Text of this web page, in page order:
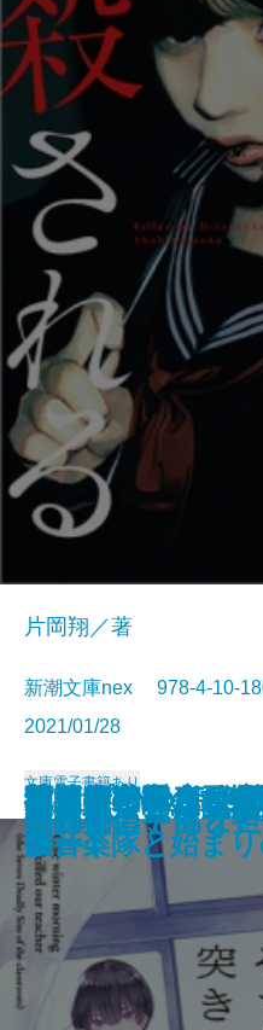
ニューノーマル
四元館の殺人―
ディープラーニ
紫ノ宮沙霧のビ
夢音堂書店と秘
死神と弟子とか
家。
死に至る恋は嘘
心が折れた夜の
さよならの言い
い。5
残業のあと、朝
今夜、もし僕が
ひとでちゃんに
片岡翔／著
新潮文庫nex 978-4-10-
2021/01/28
文庫電子書籍あり
冬の朝、そっと
物件探偵
それでも、あな
額装師の祈り 奥
ノート
放課後の宇宙ラテ
君と奏でるポコ
防音楽隊と始ま
キャプテンサン
版
さよならの言い
い。4
猫河原家の人び
―
神話の密室―天久
テ―